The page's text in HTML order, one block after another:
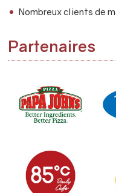
Nombreux clients de
Partenaires